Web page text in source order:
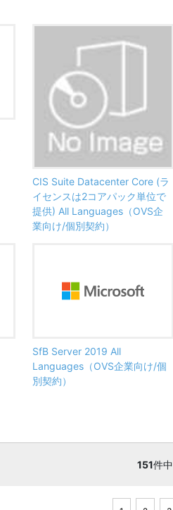
CIS Suite Datacenter Core (ラ
イセンスは2コアパック単位で
提供) All Languages（OVS企
業向け/個別契約）
SfB Server 2019 All
Languages（OVS企業向け/個
別契約）
151件中